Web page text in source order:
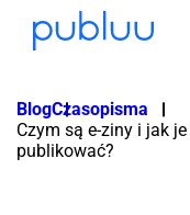
BlogCzasopisma
Czym są e-ziny i jak je
publikować?